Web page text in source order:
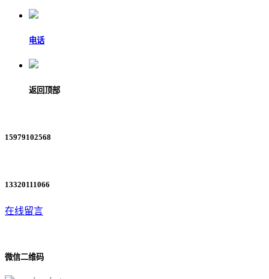
电话
返回顶部
15979102568
13320111066
在线留言
微信二维码